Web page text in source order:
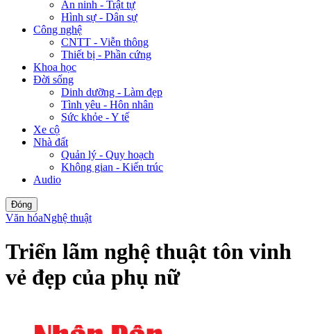
An ninh - Trật tự
Hình sự - Dân sự
Công nghệ
CNTT - Viễn thông
Thiết bị - Phần cứng
Khoa học
Đời sống
Dinh dưỡng - Làm đẹp
Tình yêu - Hôn nhân
Sức khỏe - Y tế
Xe cộ
Nhà đất
Quản lý - Quy hoạch
Không gian - Kiến trúc
Audio
Đóng
Văn hóaNghệ thuật
Triển lãm nghệ thuật tôn vinh
vẻ đẹp của phụ nữ